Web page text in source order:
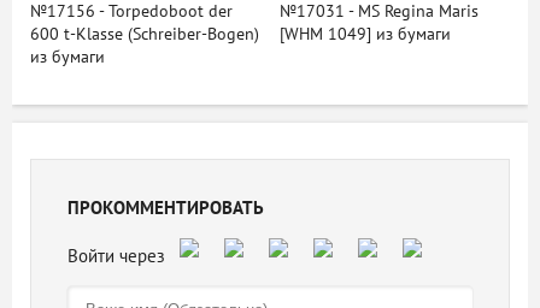
№17156 - Torpedoboot der
600 t-Klasse (Schreiber-Bogen)
из бумаги
№17031 - MS Regina Maris
[WHM 1049] из бумаги
ПРОКОММЕНТИРОВАТЬ